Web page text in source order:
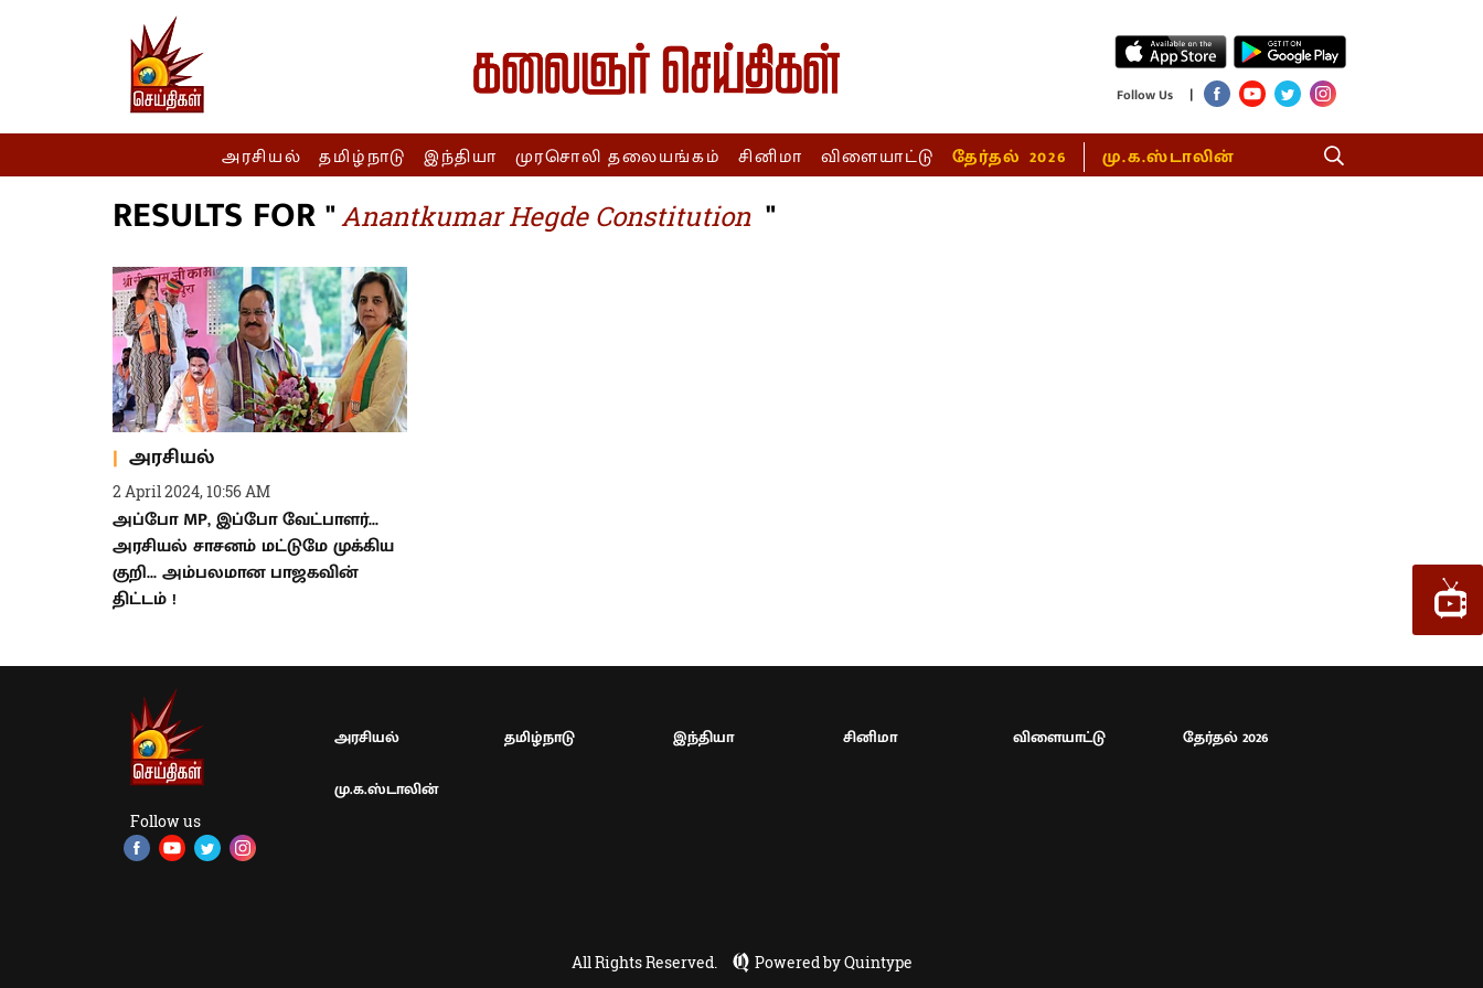
Follow Us |
அரசியல் தமிழ்நாடு இந்தியா முரசொலி தலையங்கம் சினிமா விளையாட்டு தேர்தல் 2026 மு.க.ஸ்டாலின்
RESULTS FOR "Anantkumar Hegde Constitution "
அரசியல்
2 April 2024, 10:56 AM
அப்போ MP, இப்போ வேட்பாளர்...
அரசியல் சாசனம் மட்டுமே முக்கிய
குறி... அம்பலமான பாஜகவின்
திட்டம் !
Follow us
அரசியல் தமிழ்நாடு இந்தியா சினிமா விளையாட்டு தேர்தல் 2026
மு.க.ஸ்டாலின்
All Rights Reserved. Powered by Quintype